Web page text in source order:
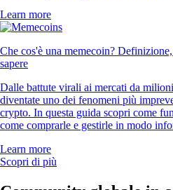
Learn more
Che cos'è una memecoin?
sapere
Dalle battute virali ai mercati da
diventate uno dei fenomeni più
crypto. In questa guida scopri come
come comprarle e gestirle in modo
Learn more
Scopri di più